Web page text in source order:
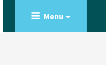
Menu